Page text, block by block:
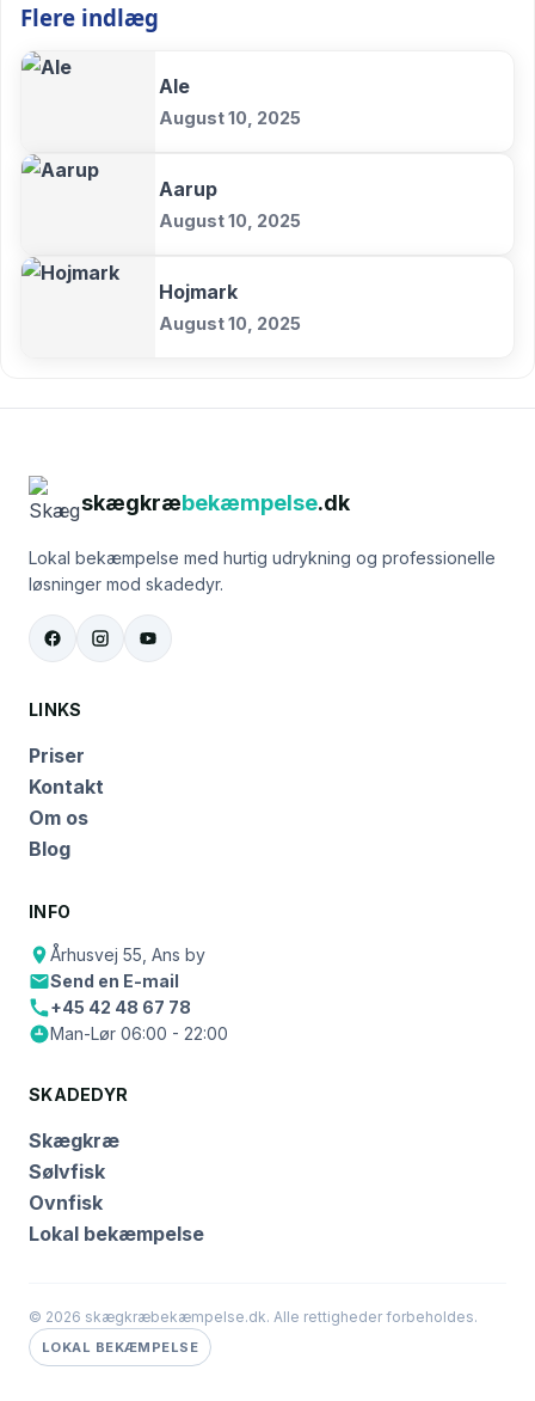
Flere indlæg
Ale
August 10, 2025
Aarup
August 10, 2025
Hojmark
August 10, 2025
skægkræbekæmpelse.dk
Lokal bekæmpelse med hurtig udrykning og professionelle
løsninger mod skadedyr.
LINKS
Priser
Kontakt
Om os
Blog
INFO
Århusvej 55, Ans by
Send en E-mail
+45 42 48 67 78
Man-Lør 06:00 - 22:00
SKADEDYR
Skægkræ
Sølvfisk
Ovnfisk
Lokal bekæmpelse
© 2026 skægkræbekæmpelse.dk. Alle rettigheder forbeholdes.
LOKAL BEKÆMPELSE